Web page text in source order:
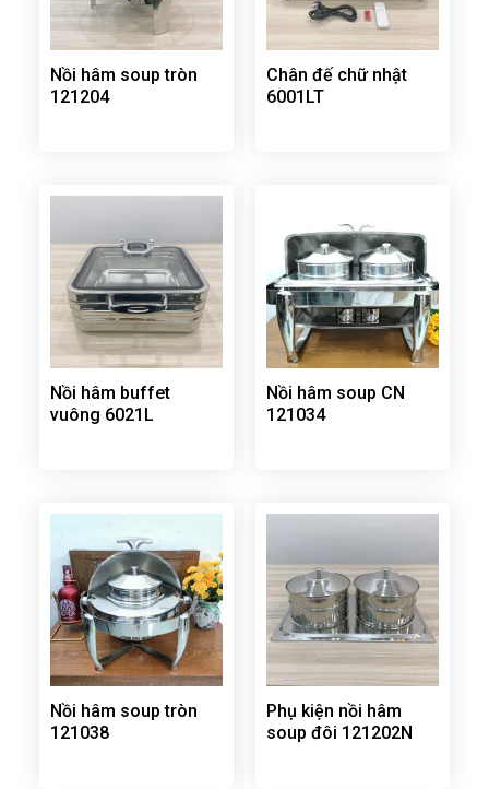
Nồi hâm soup tròn
121204
Chân đế chữ nhật
6001LT
Nồi hâm buffet
vuông 6021L
Nồi hâm soup CN
121034
Nồi hâm soup tròn
121038
Phụ kiện nồi hâm
soup đôi 121202N